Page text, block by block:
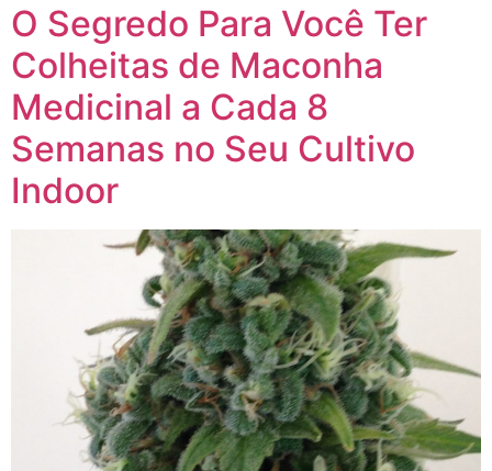
O Segredo Para Você Ter
Colheitas de Maconha
Medicinal a Cada 8
Semanas no Seu Cultivo
Indoor